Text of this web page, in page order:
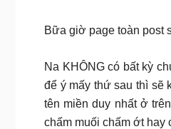
Bữa giờ page toàn post
Na KHÔNG có bất kỳ
để ý mấy thứ sau thì sẽ
tên miền duy nhất ở
chấm muối chấm ớt hay